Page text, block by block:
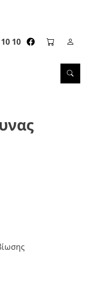
10 facebook page link
cart pageΣελίδα